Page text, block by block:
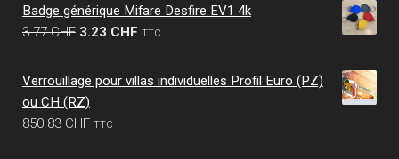
Badge générique Mifare Desfire EV1 4k
3.77CHF Le
était :
3.77 CHF.
3.23 CHFLe
actuel
TTC
Verrouillage pour villas individuelles Profil Euro (PZ)
ou CH (RZ)
850.83 CHF TTC